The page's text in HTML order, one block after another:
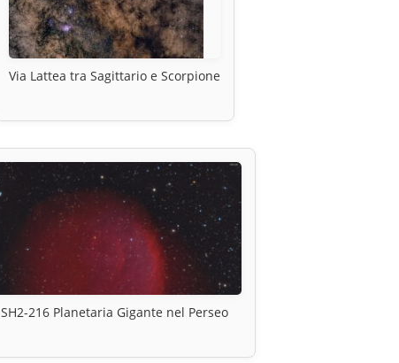
Via Lattea tra Sagittario e Scorpione
SH2-216 Planetaria Gigante nel Perseo